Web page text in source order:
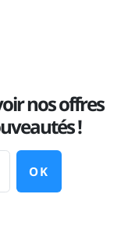
nos offres
!
OK